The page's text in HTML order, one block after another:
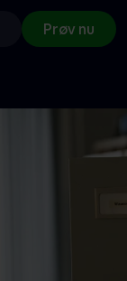
Prøv nu